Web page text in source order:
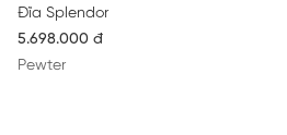
Đĩa Splendor
5.698.000 đ
Pewter